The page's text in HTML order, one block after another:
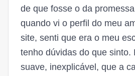
de que fosse o da
quando vi o perfil do meu
site, senti que era o meu
tenho dúvidas do que sinto.
suave, inexplicável, que a